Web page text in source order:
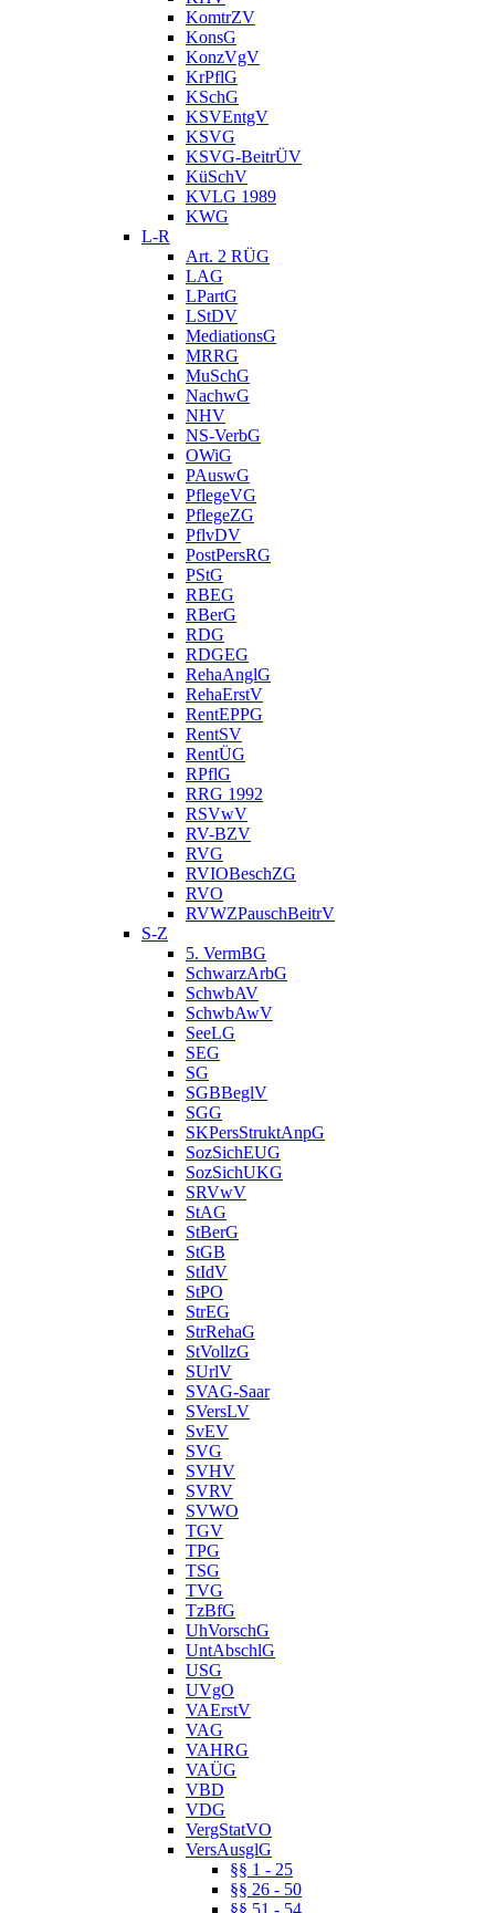
KomtrZV
KonsG
KonzVgV
KrPflG
KSchG
KSVEntgV
KSVG
KSVG-BeitrÜV
KüSchV
KVLG 1989
KWG
L-R
Art. 2 RÜG
LAG
LPartG
LStDV
MediationsG
MRRG
MuSchG
NachwG
NHV
NS-VerbG
OWiG
PAuswG
PflegeVG
PflegeZG
PflvDV
PostPersRG
PStG
RBEG
RBerG
RDG
RDGEG
RehaAnglG
RehaErstV
RentEPPG
RentSV
RentÜG
RPflG
RRG 1992
RSVwV
RV-BZV
RVG
RVIOBeschZG
RVO
RVWZPauschBeitrV
S-Z
5. VermBG
SchwarzArbG
SchwbAV
SchwbAwV
SeeLG
SEG
SG
SGBBeglV
SGG
SKPersStruktAnpG
SozSichEUG
SozSichUKG
SRVwV
StAG
StBerG
StGB
StIdV
StPO
StrEG
StrRehaG
StVollzG
SUrlV
SVAG-Saar
SVersLV
SvEV
SVG
SVHV
SVRV
SVWO
TGV
TPG
TSG
TVG
TzBfG
UhVorschG
UntAbschlG
USG
UVgO
VAErstV
VAG
VAHRG
VAÜG
VBD
VDG
VergStatVO
VersAusglG
§§ 1 - 25
§§ 26 - 50
§§ 51 - 54